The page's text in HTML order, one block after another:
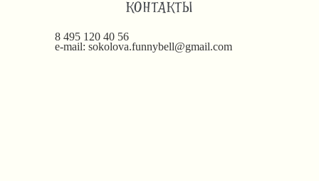
КОНТАКТЫ
8 495 120 40 56
e-mail: sokolova.funnybell@gmail.com